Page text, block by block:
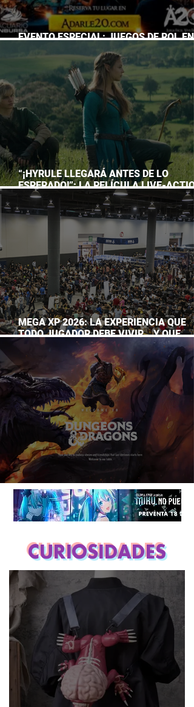
EVENTO ESPECIAL: JUEGOS DE ROL EN
“¡HYRULE LLEGARÁ ANTES DE LO
ESPERADO!”: LA PELÍCULA LIVE-
DE THE LEGEND OF ZELDA ADELANTA
ESTRENO
MEGA XP 2026: LA EXPERIENCIA QUE
TODO JUGADOR DEBE VIVIR… Y QUE
AHORA PUEDES DISFRUTAR A TU RITMO
DUNGEONS & DRAGONS ¿TE ATREVES?
CURIOSIDADES